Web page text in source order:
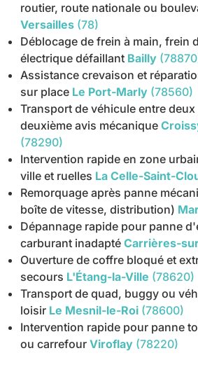
routier, route nationale ou
Versailles (78)
Déblocage de frein à main, frein
électrique défaillant Bailly
Assistance crevaison et
sur place Le Port-Marly (78560)
Transport de véhicule entre
deuxième avis mécanique
(78290)
Intervention rapide en zone
ville et ruelles La Celle-Saint-
Remorquage après panne
boîte de vitesse, distribution)
Dépannage rapide pour panne
carburant inadapté Carrières-
Ouverture de coffre bloqué et
secours L'Étang-la-Ville (78620)
Transport de quad, buggy ou
loisir Le Mesnil-le-Roi (78600)
Intervention rapide pour panne
ou carrefour Viroflay (78220)